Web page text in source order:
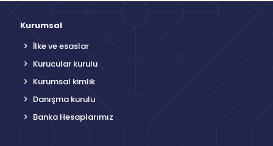
Kurumsal
İlke ve esaslar
Kurucular kurulu
Kurumsal kimlik
Danışma kurulu
Banka Hesaplarımız